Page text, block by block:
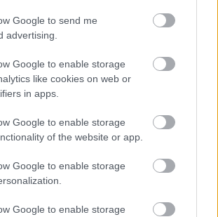
Google to send me
advertising.
Google to enable storage
like cookies on web or
in apps.
Google to enable storage
of the website or app.
Google to enable storage
Google to enable storage
Kft.: Öt autómárka Hatvanban